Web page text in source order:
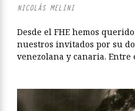
NICOLÁS MELINI
Desde el FHE hemos
nuestros invitados por su
venezolana y canaria. Entre